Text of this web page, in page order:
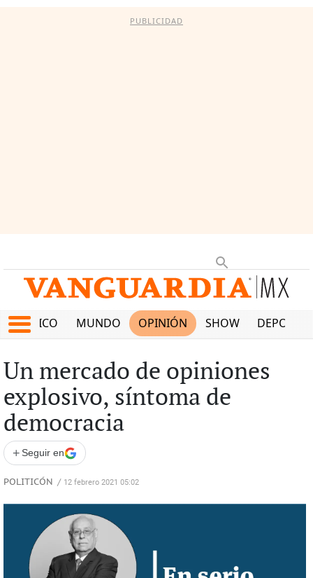
PUBLICIDAD
MÉXICO MUNDO OPINIÓN SHOW
Un mercado de opiniones
explosivo, síntoma de
democracia
+ Seguir en
POLITICÓN / 12 febrero 2021 05:02